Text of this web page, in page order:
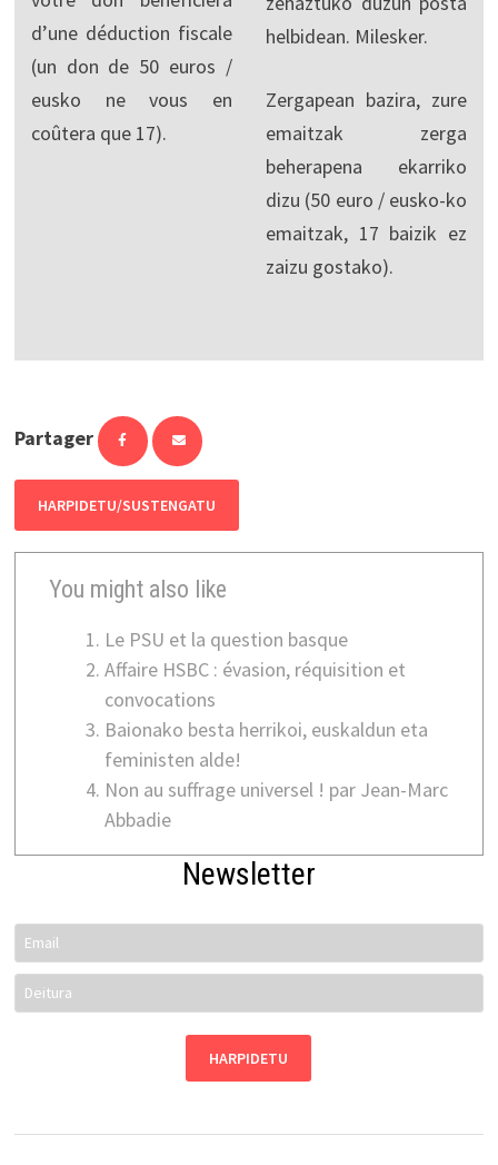
d’une déduction fiscale
(un don de 50 euros /
eusko ne vous en
coûtera que 17).
helbidean. Milesker.
Zergapean bazira, zure
emaitzak zerga
beherapena ekarriko
dizu (50 euro / eusko-ko
emaitzak, 17 baizik ez
zaizu gostako).
Partager
HARPIDETU/SUSTENGATU
You might also like
Le PSU et la question basque
Affaire HSBC : évasion, réquisition et
convocations
Baionako besta herrikoi, euskaldun eta
feministen alde!
Non au suffrage universel ! par Jean-Marc
Abbadie
Newsletter